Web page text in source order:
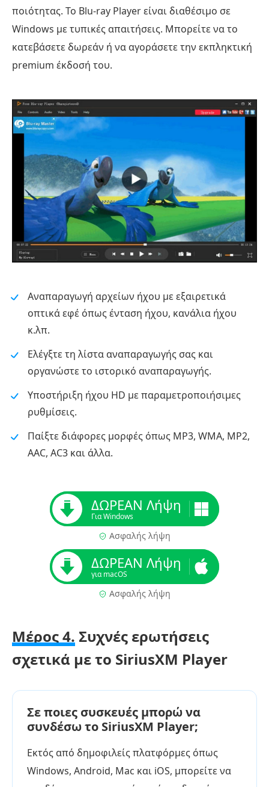
ποιότητας. Το Blu-ray Player είναι διαθέσιμο σε
Windows με τυπικές απαιτήσεις. Μπορείτε να το
κατεβάσετε δωρεάν ή να αγοράσετε την εκπληκτική
premium έκδοσή του.
Αναπαραγωγή αρχείων ήχου με εξαιρετικά
οπτικά εφέ όπως ένταση ήχου, κανάλια ήχου
κ.λπ.
Ελέγξτε τη λίστα αναπαραγωγής σας και
οργανώστε το ιστορικό αναπαραγωγής.
Υποστήριξη ήχου HD με παραμετροποιήσιμες
ρυθμίσεις.
Παίξτε διάφορες μορφές όπως MP3, WMA, MP2,
AAC, AC3 και άλλα.
ΔΩΡΕΑΝ Λήψη
Για Windows
Ασφαλής λήψη
ΔΩΡΕΑΝ Λήψη
για macOS
Ασφαλής λήψη
Μέρος 4. Συχνές ερωτήσεις
σχετικά με το SiriusXM Player
Σε ποιες συσκευές μπορώ να
συνδέσω το SiriusXM Player;
Εκτός από δημοφιλείς πλατφόρμες όπως
Windows, Android, Mac και iOS, μπορείτε να